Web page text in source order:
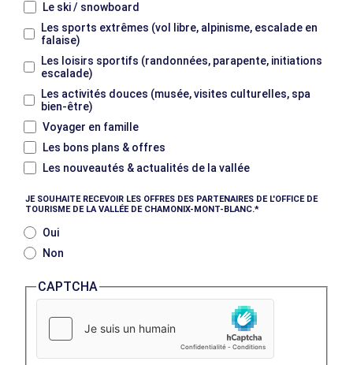
Le ski / snowboard
Les sports extrêmes (vol libre, alpinisme, escalade en
falaise)
Les loisirs sportifs (randonnées, parapente, initiations
escalade)
Les activités douces (musée, visites culturelles, spa
bien-être)
Voyager en famille
Les bons plans & offres
Les nouveautés & actualités de la vallée
JE SOUHAITE RECEVOIR LES OFFRES DES PARTENAIRES DE L'OFFICE DE
TOURISME DE LA VALLÉE DE CHAMONIX-MONT-BLANC.
Oui
Non
CAPTCHA